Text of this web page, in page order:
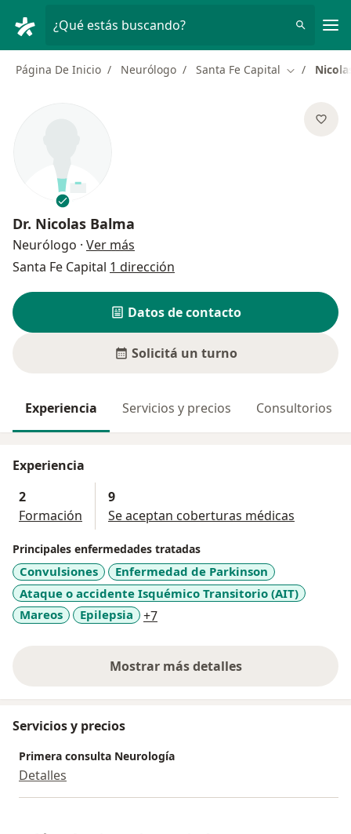
¿Qué estás buscando?
Página De Inicio Neurólogo Santa Fe Capital Cambiar de
Dr. Nicolas Balma
Neurólogo · Ver más
Santa Fe Capital 1 dirección
Datos de contacto
Solicitá un turno
Experiencia Servicios y precios Consultorios
Experiencia
2
Formación
9
Se aceptan coberturas médicas
Principales enfermedades tratadas
Convulsiones
Enfermedad de Parkinson
Ataque o accidente Isquémico Transitorio (AIT)
Mareos
Epilepsia +7a11y_sr_more_diseases
Mostrar más detalles
sobre la experiencia
Servicios y precios
Primera consulta Neurología
Detalles